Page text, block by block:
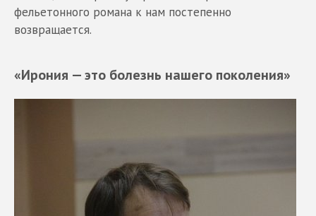
фельетонного романа к нам постепенно
возвращается.
«Ирония — это болезнь нашего поколения»